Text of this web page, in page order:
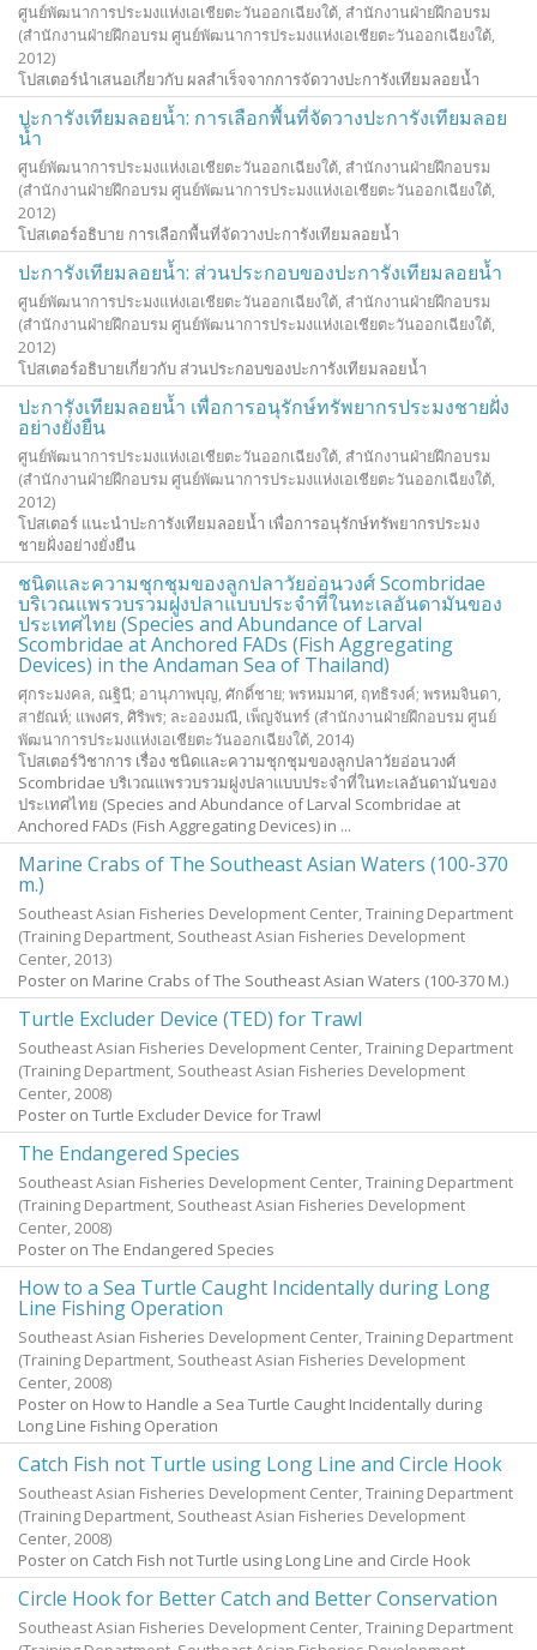
ศูนย์พัฒนาการประมงแห่งเอเชียตะวันออกเฉียงใต้, สำนักงานฝ่ายฝึกอบรม
(สำนักงานฝ่ายฝึกอบรม ศูนย์พัฒนาการประมงแห่งเอเชียตะวันออกเฉียงใต้,
2012)
โปสเตอร์นำเสนอเกี่ยวกับ ผลสำเร็จจากการจัดวางปะการังเทียมลอยน้ำ
ปะการังเทียมลอยน้ำ: การเลือกพื้นที่จัดวางปะการังเทียมลอย
น้ำ
ศูนย์พัฒนาการประมงแห่งเอเชียตะวันออกเฉียงใต้, สำนักงานฝ่ายฝึกอบรม
(สำนักงานฝ่ายฝึกอบรม ศูนย์พัฒนาการประมงแห่งเอเชียตะวันออกเฉียงใต้,
2012)
โปสเตอร์อธิบาย การเลือกพื้นที่จัดวางปะการังเทียมลอยน้ำ
ปะการังเทียมลอยน้ำ: ส่วนประกอบของปะการังเทียมลอยน้ำ
ศูนย์พัฒนาการประมงแห่งเอเชียตะวันออกเฉียงใต้, สำนักงานฝ่ายฝึกอบรม
(สำนักงานฝ่ายฝึกอบรม ศูนย์พัฒนาการประมงแห่งเอเชียตะวันออกเฉียงใต้,
2012)
โปสเตอร์อธิบายเกี่ยวกับ ส่วนประกอบของปะการังเทียมลอยน้ำ
ปะการังเทียมลอยน้ำ เพื่อการอนุรักษ์ทรัพยากรประมงชายฝั่ง
อย่างยั่งยืน
ศูนย์พัฒนาการประมงแห่งเอเชียตะวันออกเฉียงใต้, สำนักงานฝ่ายฝึกอบรม
(สำนักงานฝ่ายฝึกอบรม ศูนย์พัฒนาการประมงแห่งเอเชียตะวันออกเฉียงใต้,
2012)
โปสเตอร์ แนะนำปะการังเทียมลอยน้ำ เพื่อการอนุรักษ์ทรัพยากรประมง
ชายฝั่งอย่างยั่งยืน
ชนิดและความชุกชุมของลูกปลาวัยอ่อนวงศ์ Scombridae
บริเวณแพรวบรวมฝูงปลาแบบประจำที่ในทะเลอันดามันของ
ประเทศไทย (Species and Abundance of Larval
Scombridae at Anchored FADs (Fish Aggregating
Devices) in the Andaman Sea of Thailand)
ศุกระมงคล, ณฐินี; อานุภาพบุญ, ศักดิ์ชาย; พรหมมาศ, ฤทธิรงค์; พรหมจินดา,
สายัณห์; แพงศร, ศิริพร; ละอองมณี, เพ็ญจันทร์ (สำนักงานฝ่ายฝึกอบรม ศูนย์
พัฒนาการประมงแห่งเอเชียตะวันออกเฉียงใต้,2014)
โปสเตอร์วิชาการ เรื่อง ชนิดและความชุกชุมของลูกปลาวัยอ่อนวงศ์
Scombridae บริเวณแพรวบรวมฝูงปลาแบบประจำที่ในทะเลอันดามันของ
ประเทศไทย (Species and Abundance of Larval Scombridae at
Anchored FADs (Fish Aggregating Devices) in ...
Marine Crabs of The Southeast Asian Waters (100-370
m.)
Southeast Asian Fisheries Development Center, Training Department
(Training Department, Southeast Asian Fisheries Development
Center,2013)
Poster on Marine Crabs of The Southeast Asian Waters (100-370 M.)
Turtle Excluder Device (TED) for Trawl
Southeast Asian Fisheries Development Center, Training Department
(Training Department, Southeast Asian Fisheries Development
Center,2008)
Poster on Turtle Excluder Device for Trawl
The Endangered Species
Southeast Asian Fisheries Development Center, Training Department
(Training Department, Southeast Asian Fisheries Development
Center,2008)
Poster on The Endangered Species
How to a Sea Turtle Caught Incidentally during Long
Line Fishing Operation
Southeast Asian Fisheries Development Center, Training Department
(Training Department, Southeast Asian Fisheries Development
Center,2008)
Poster on How to Handle a Sea Turtle Caught Incidentally during
Long Line Fishing Operation
Catch Fish not Turtle using Long Line and Circle Hook
Southeast Asian Fisheries Development Center, Training Department
(Training Department, Southeast Asian Fisheries Development
Center,2008)
Poster on Catch Fish not Turtle using Long Line and Circle Hook
Circle Hook for Better Catch and Better Conservation
Southeast Asian Fisheries Development Center, Training Department